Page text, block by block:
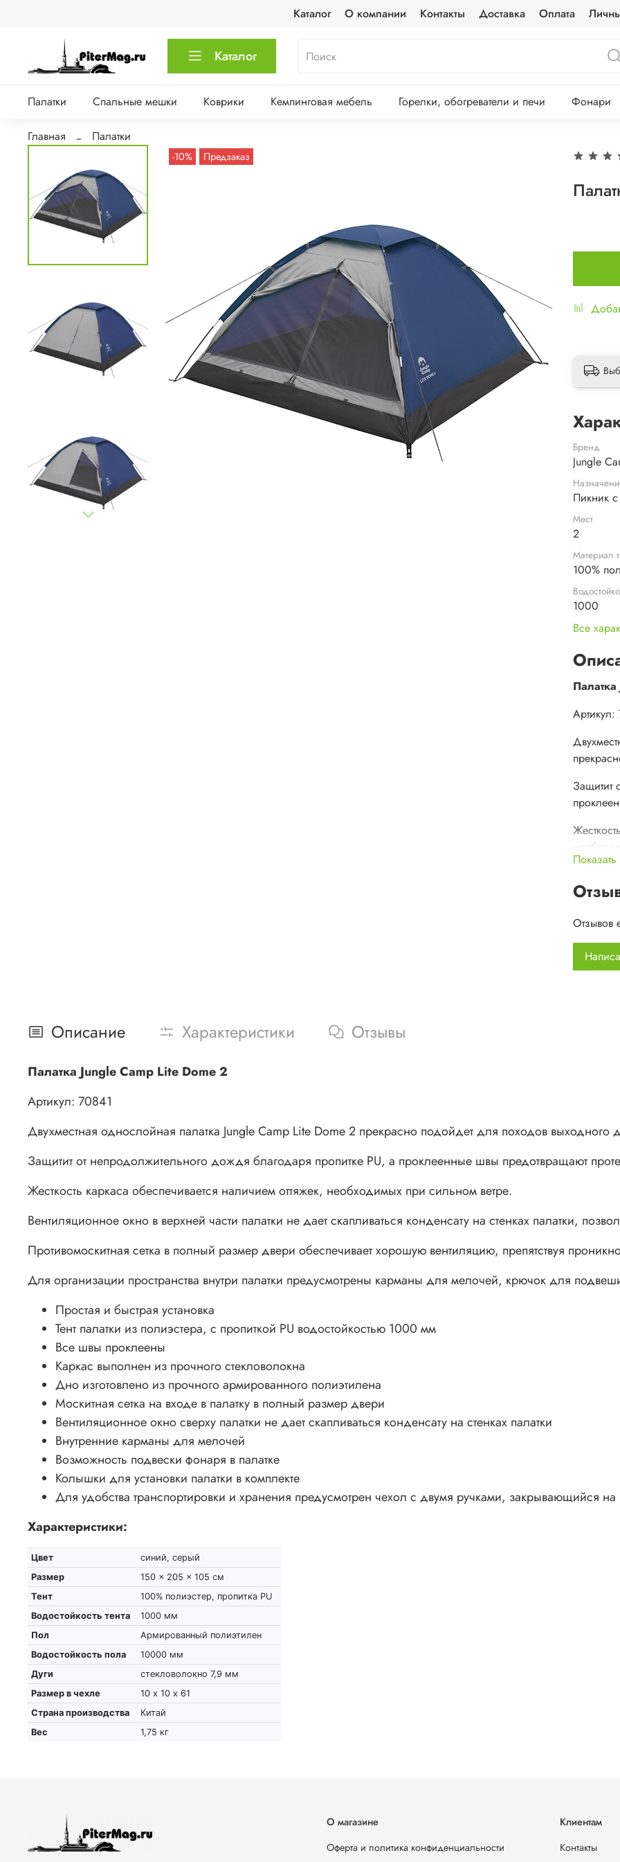
Каталог О компании Контакты Доставка Оплата
Каталог
Палатки Спальные мешки Коврики Кемпинговая мебель Горелки, обогреватели и печи Фонари
Главная Палатки
-10% Предзаказ
Бренд
Jungle
Пикник
Мест
2
Материал
100%
1000
Все
Артикул:
Защитит
Отзывов
Описание Характеристики Отзывы
Палатка Jungle Camp Lite Dome 2
Артикул: 70841
Двухместная однослойная палатка Jungle Camp Lite Dome 2 прекрасно подойдет для походов выходного
Защитит от непродолжительного дождя благодаря пропитке PU, а проклеенные швы предотвращают
Жесткость каркаса обеспечивается наличием оттяжек, необходимых при сильном ветре.
Вентиляционное окно в верхней части палатки не дает скапливаться конденсату на стенках палатки,
Противомоскитная сетка в полный размер двери обеспечивает хорошую вентиляцию, препятствуя
Для организации пространства внутри палатки предусмотрены карманы для мелочей, крючок для
Простая и быстрая установка
Тент палатки из полиэстера, с пропиткой PU водостойкостью 1000 мм
Все швы проклеены
Каркас выполнен из прочного стекловолокна
Дно изготовлено из прочного армированного полиэтилена
Москитная сетка на входе в палатку в полный размер двери
Вентиляционное окно сверху палатки не дает скапливаться конденсату на стенках палатки
Внутренние карманы для мелочей
Возможность подвески фонаря в палатке
Колышки для установки палатки в комплекте
Для удобства транспортировки и хранения предусмотрен чехол с двумя ручками, закрывающийся
Характеристики:
Цвет
синий, серый
Размер
150 x 205 x 105 см
Тент
100% полиэстер, пропитка PU
Водостойкость тента
1000 мм
Пол
Армированный полиэтилен
Водостойкость пола
10000 мм
Дуги
стекловолокно 7,9 мм
Размер в чехле
10 х 10 х 61
Страна производства
Китай
Вес
1,75 кг
О магазине
Оферта и политика конфиденциальности
Клиентам
Контакты